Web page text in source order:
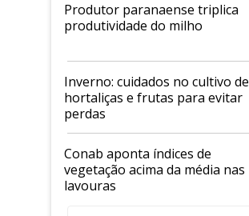
Produtor paranaense triplica
produtividade do milho
Inverno: cuidados no cultivo de
hortaliças e frutas para evitar
perdas
Conab aponta índices de
vegetação acima da média nas
lavouras